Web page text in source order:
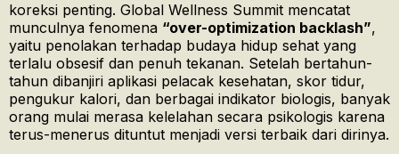
koreksi penting. Global Wellness Summit mencatat
munculnya fenomena “over-optimization backlash”,
yaitu penolakan terhadap budaya hidup sehat yang
terlalu obsesif dan penuh tekanan. Setelah bertahun-
tahun dibanjiri aplikasi pelacak kesehatan, skor tidur,
pengukur kalori, dan berbagai indikator biologis, banyak
orang mulai merasa kelelahan secara psikologis karena
terus-menerus dituntut menjadi versi terbaik dari dirinya.